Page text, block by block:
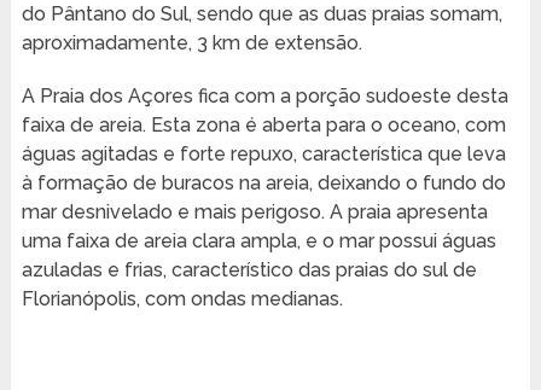
do Pântano do Sul, sendo que as duas praias somam,
aproximadamente, 3 km de extensão.
A Praia dos Açores fica com a porção sudoeste desta
faixa de areia. Esta zona é aberta para o oceano, com
águas agitadas e forte repuxo, característica que leva
à formação de buracos na areia, deixando o fundo do
mar desnivelado e mais perigoso. A praia apresenta
uma faixa de areia clara ampla, e o mar possui águas
azuladas e frias, característico das praias do sul de
Florianópolis, com ondas medianas.